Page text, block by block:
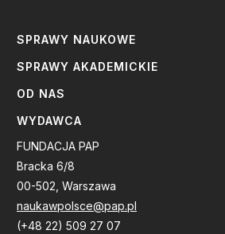
SPRAWY NAUKOWE
SPRAWY AKADEMICKIE
OD NAS
WYDAWCA
FUNDACJA PAP
Bracka 6/8
00-502, Warszawa
naukawpolsce@pap.pl
(+48 22) 509 27 07